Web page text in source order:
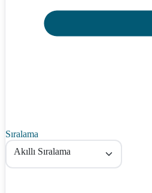
Sıralama
Akıllı Sıralama